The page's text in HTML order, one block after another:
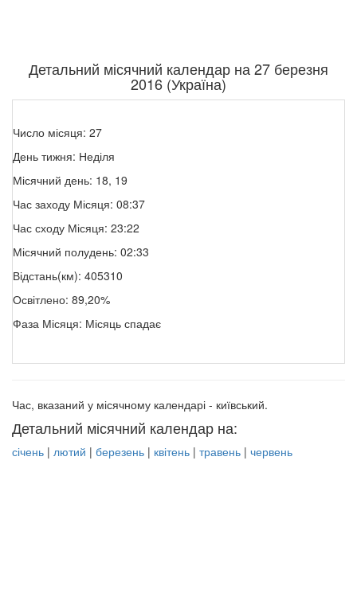
Детальний місячний календар на 27 березня
2016 (Україна)
Число місяця: 27
День тижня: Неділя
Місячний день: 18, 19
Час заходу Місяця: 08:37
Час сходу Місяця: 23:22
Місячний полудень: 02:33
Відстань(км): 405310
Освітлено: 89,20%
Фаза Місяця: Місяць спадає
Час, вказаний у місячному календарі - київський.
Детальний місячний календар на:
січень | лютий | березень | квітень | травень | червень